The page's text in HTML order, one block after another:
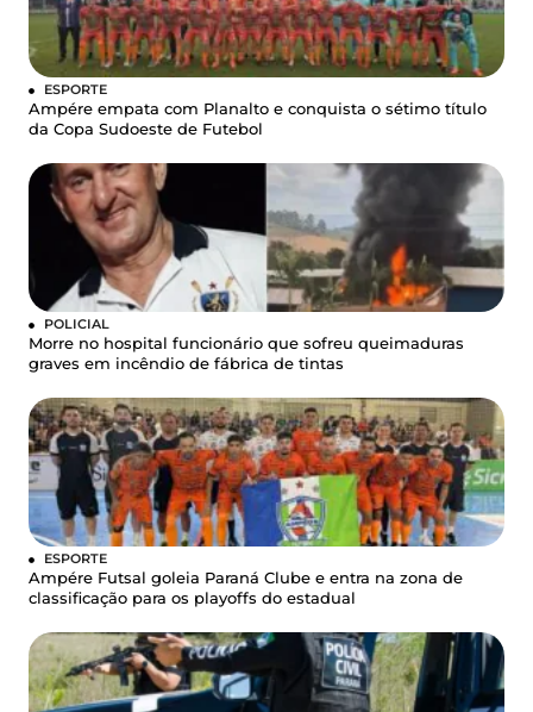
ESPORTE
Ampére empata com Planalto e conquista o sétimo título
da Copa Sudoeste de Futebol
POLICIAL
Morre no hospital funcionário que sofreu queimaduras
graves em incêndio de fábrica de tintas
ESPORTE
Ampére Futsal goleia Paraná Clube e entra na zona de
classificação para os playoffs do estadual